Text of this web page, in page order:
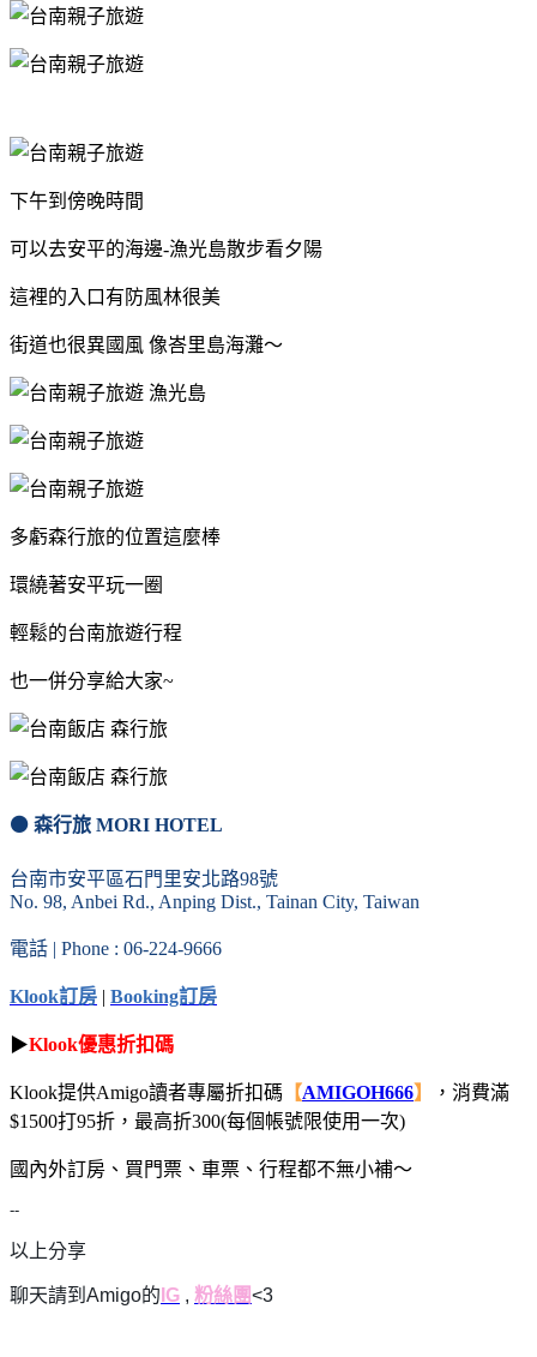
下午到傍晚時間
可以去安平的海邊-漁光島散步看夕陽
這裡的入口有防風林很美
街道也很異國風 像峇里島海灘～
多虧森行旅的位置這麼棒
環繞著安平玩一圈
輕鬆的台南旅遊行程
也一併分享給大家~
⚫ 森行旅 MORI HOTEL
台南市安平區石門里安北路98號
No. 98, Anbei Rd., Anping Dist., Tainan City, Taiwan
電話 | Phone : 06-224-9666
Klook訂房 | Booking訂房
▶Klook優惠折扣碼
Klook提供Amigo讀者專屬折扣碼 【AMIGOH666】
，消費滿
$1500打95折，最高折300(每個帳號限使用一次)
國內外訂房、買門票、車票、行程都不無小補～
--
以上分享
聊天請到Amigo的 IG , 粉絲團<3